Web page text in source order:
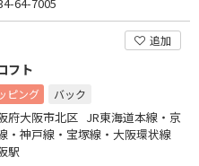
追加
フト
ピング バック
府大阪市北区 JR東海道本線・京
・神戸線・宝塚線・大阪環状線
駅